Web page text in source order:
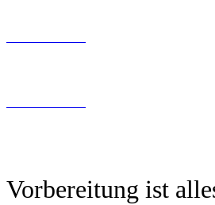
Vorbereitung ist